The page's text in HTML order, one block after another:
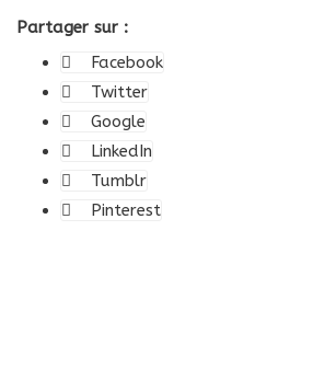
Partager sur :
Facebook
Twitter
Google
LinkedIn
Tumblr
Pinterest